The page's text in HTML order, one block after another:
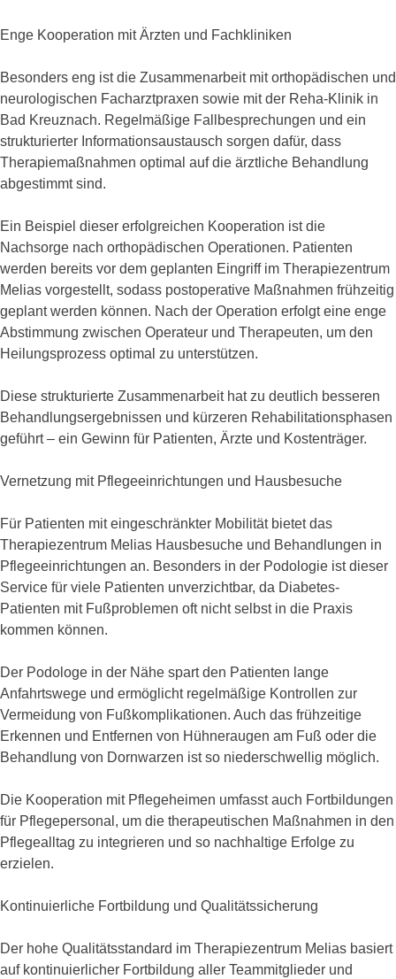
Enge Kooperation mit Ärzten und Fachkliniken
Besonders eng ist die Zusammenarbeit mit orthopädischen und
neurologischen Facharztpraxen sowie mit der Reha-Klinik in
Bad Kreuznach. Regelmäßige Fallbesprechungen und ein
strukturierter Informationsaustausch sorgen dafür, dass
Therapiemaßnahmen optimal auf die ärztliche Behandlung
abgestimmt sind.
Ein Beispiel dieser erfolgreichen Kooperation ist die
Nachsorge nach orthopädischen Operationen. Patienten
werden bereits vor dem geplanten Eingriff im Therapiezentrum
Melias vorgestellt, sodass postoperative Maßnahmen frühzeitig
geplant werden können. Nach der Operation erfolgt eine enge
Abstimmung zwischen Operateur und Therapeuten, um den
Heilungsprozess optimal zu unterstützen.
Diese strukturierte Zusammenarbeit hat zu deutlich besseren
Behandlungsergebnissen und kürzeren Rehabilitationsphasen
geführt – ein Gewinn für Patienten, Ärzte und Kostenträger.
Vernetzung mit Pflegeeinrichtungen und Hausbesuche
Für Patienten mit eingeschränkter Mobilität bietet das
Therapiezentrum Melias Hausbesuche und Behandlungen in
Pflegeeinrichtungen an. Besonders in der Podologie ist dieser
Service für viele Patienten unverzichtbar, da Diabetes-
Patienten mit Fußproblemen oft nicht selbst in die Praxis
kommen können.
Der Podologe in der Nähe spart den Patienten lange
Anfahrtswege und ermöglicht regelmäßige Kontrollen zur
Vermeidung von Fußkomplikationen. Auch das frühzeitige
Erkennen und Entfernen von Hühneraugen am Fuß oder die
Behandlung von Dornwarzen ist so niederschwellig möglich.
Die Kooperation mit Pflegeheimen umfasst auch Fortbildungen
für Pflegepersonal, um die therapeutischen Maßnahmen in den
Pflegealltag zu integrieren und so nachhaltige Erfolge zu
erzielen.
Kontinuierliche Fortbildung und Qualitätssicherung
Der hohe Qualitätsstandard im Therapiezentrum Melias basiert
auf kontinuierlicher Fortbildung aller Teammitglieder und